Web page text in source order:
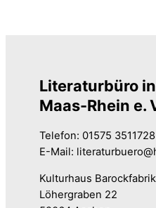
Literaturbüro
Maas-Rhein e.
Telefon: 01575 3511728
E-Mail:
Kulturhaus Barockfabrik
Löhergraben 22